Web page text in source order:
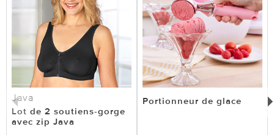
Java
Lot de 2 soutiens-gorge
avec zip Java
Portionneur de glace